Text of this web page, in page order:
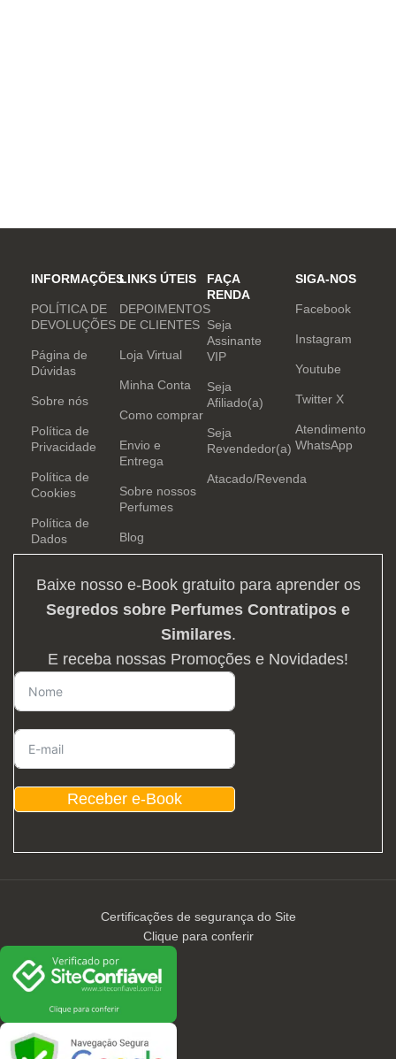
INFORMAÇÕES
POLÍTICA DE
DEVOLUÇÕES
Página de
Dúvidas
Sobre nós
Política de
Privacidade
Política de
Cookies
Política de
Dados
LINKS ÚTEIS
DEPOIMENTOS
DE CLIENTES
Loja Virtual
Minha Conta
Como comprar
Envio e
Entrega
Sobre nossos
Perfumes
Blog
FAÇA
RENDA
Seja
Assinante
VIP
Seja
Afiliado(a)
Seja
Revendedor(a)
Atacado/Revenda
SIGA-NOS
Facebook
Instagram
Youtube
Twitter X
Atendimento
WhatsApp
Baixe nosso e-Book gratuito para aprender os
Segredos sobre Perfumes Contratipos e
Similares.
E receba nossas Promoções e Novidades!
Receber e-Book
Certificações de segurança do Site
Clique para conferir